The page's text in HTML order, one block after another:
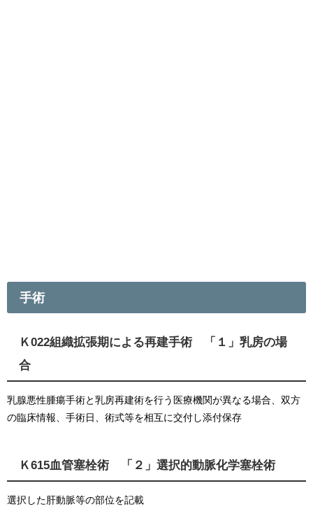
手術
Ｋ022組織拡張期による再建手術 「１」乳房の場
合
乳腺悪性腫瘍手術と乳房再建術を行う医療機関が異なる場合、双方
の臨床情報、手術日、術式等を相互に交付し添付保存
Ｋ615血管塞栓術 「２」選択的動脈化学塞栓術
選択した肝動脈等の部位を記載